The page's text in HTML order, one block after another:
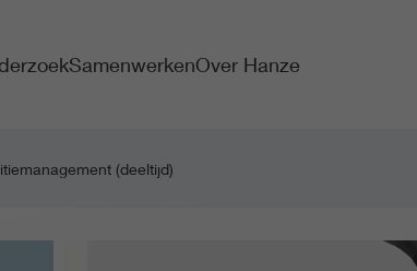
SamenwerkenOver Hanze
(deeltijd)